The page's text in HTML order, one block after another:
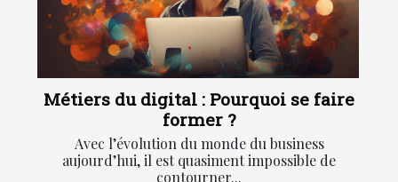
Métiers du digital : Pourquoi se faire
former ?
Avec l’évolution du monde du business
aujourd’hui, il est quasiment impossible de
contourner...